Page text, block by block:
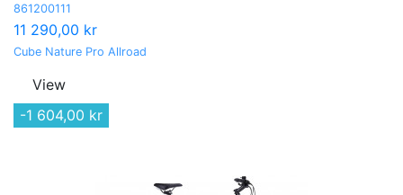
861200111
11 290,00 kr
Cube Nature Pro Allroad
View
-1 604,00 kr